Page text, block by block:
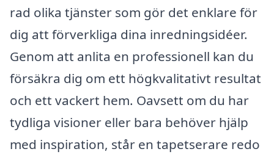
rad olika tjänster som gör det enklare för
dig att förverkliga dina inredningsidéer.
Genom att anlita en professionell kan du
försäkra dig om ett högkvalitativt resultat
och ett vackert hem. Oavsett om du har
tydliga visioner eller bara behöver hjälp
med inspiration, står en tapetserare redo